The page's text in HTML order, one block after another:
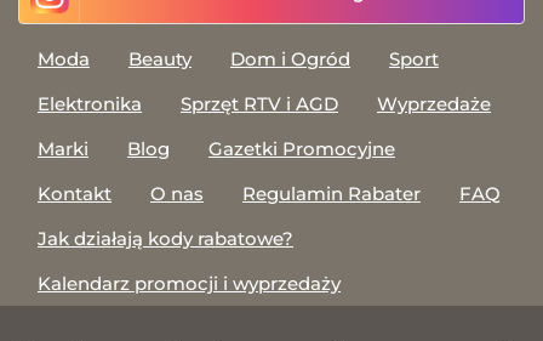
Moda Beauty Dom i Ogród
Sport
Elektronika
Sprzęt RTV i AGD
Wyprzedaże
Marki
Blog
Gazetki Promocyjne
Kontakt
O nas Regulamin Rabater
FAQ
Jak działają kody rabatowe?
Kalendarz promocji i wyprzedaży